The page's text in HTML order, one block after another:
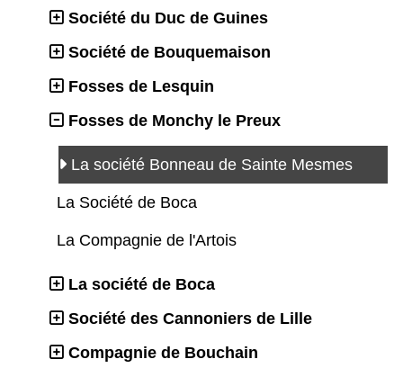
Société du Duc de Guines
Société de Bouquemaison
Fosses de Lesquin
Fosses de Monchy le Preux
La société Bonneau de Sainte Mesmes
La Société de Boca
La Compagnie de l'Artois
La société de Boca
Société des Cannoniers de Lille
Compagnie de Bouchain